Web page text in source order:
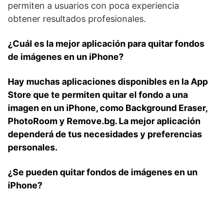
permiten a ​usuarios con poca experiencia
obtener resultados profesionales.
¿Cuál es la mejor aplicación para quitar fondos
de imágenes en un iPhone?
Hay muchas aplicaciones disponibles en la App
Store que te ​permiten quitar el ⁢fondo ‍a una
imagen en un iPhone, como Background Eraser,
PhotoRoom ​y Remove.bg. La mejor aplicación
dependerá ⁣de tus necesidades y ⁤preferencias
personales.
¿Se pueden quitar fondos de⁤ imágenes ‌en un
‌iPhone?